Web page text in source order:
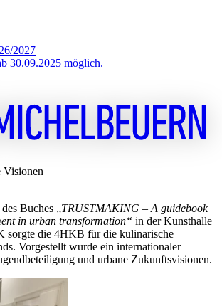
2027
30.09.2025 möglich.
Buches „TRUSTMAKING – A guidebook
in urban transformation“ in der Kunsthalle
sorgte die 4HKB für die kulinarische
Vorgestellt wurde ein internationaler
und urbane Zukunftsvisionen.